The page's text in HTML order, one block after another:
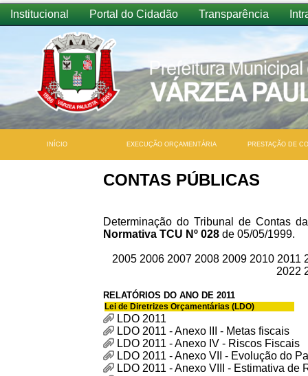
Institucional Portal do Cidadão Transparência
INÍCIO EXECUÇÃO ORÇAMENTÁRIA PRESTAÇÃO DE
CONTAS PÚBLICAS
Determinação do Tribunal de Contas
Normativa TCU Nº 028 de 05/05/1999.
2005 2006 2007 2008 2009 2010 2011
2022
RELATÓRIOS DO ANO DE 2011
Lei de Diretrizes Orçamentárias (LDO)
LDO 2011
LDO 2011 - Anexo III - Metas fiscais
LDO 2011 - Anexo IV - Riscos Fiscais
LDO 2011 - Anexo VII - Evolução do
LDO 2011 - Anexo VIII - Estimativa de